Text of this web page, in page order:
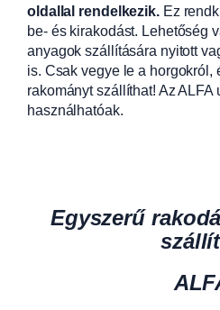
oldallal rendelkezik.Ez
be- és kirakodást. Lehetőség
anyagok szállítására nyitott
is. Csak vegye le a horgokról,
rakományt szállíthat! Az ALFA
használhatóak.
Egyszerű